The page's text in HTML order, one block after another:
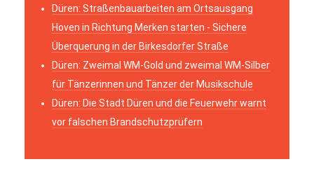
Düren: Straßenbauarbeiten am Ortsausgang
Hoven in Richtung Merken starten - Sichere
Überquerung in der Birkesdorfer Straße
Düren: Zweimal WM-Gold und zweimal WM-Silber
für Tänzerinnen und Tänzer der Musikschule
Düren: Die Stadt Düren und die Feuerwehr warnt
vor falschen Brandschutzprüfern